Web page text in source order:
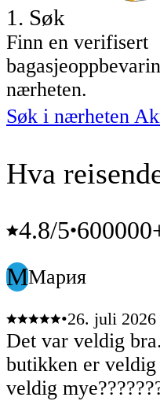
1 . Søk
Finn en verifisert
nærheten.
Søk i nærheten
Hva
4.8/5•
ММария
•26. juli 2026
Det var veldig
butikken er
veldig